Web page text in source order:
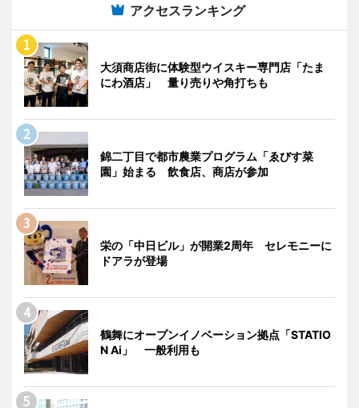
アクセスランキング
大須商店街に体験型ウイスキー専門店「たま
にわ酒店」 量り売りや角打ちも
錦二丁目で都市農業プログラム「ゑびす菜
園」始まる 飲食店、商店が参加
栄の「中日ビル」が開業2周年 セレモニーに
ドアラが登場
鶴舞にオープンイノベーション拠点「STATIO
N Ai」 一般利用も